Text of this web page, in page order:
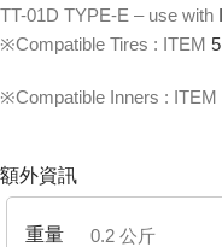
TT-01D TYPE-E – use with
※Compatible Tires : ITEM
※Compatible Inners : ITEM
額外資訊
重量 0.2 公斤